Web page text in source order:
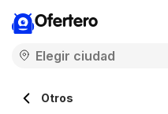
Ofertero
Otros